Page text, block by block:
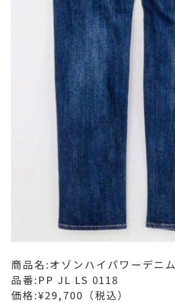
商品名:オゾンハイパワーデニム
品番:PP JL LS 0118
価格:¥29,700（税込）